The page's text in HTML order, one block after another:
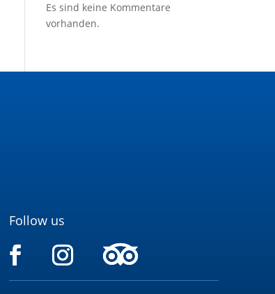
Es sind keine Kommentare
vorhanden.
Follow us